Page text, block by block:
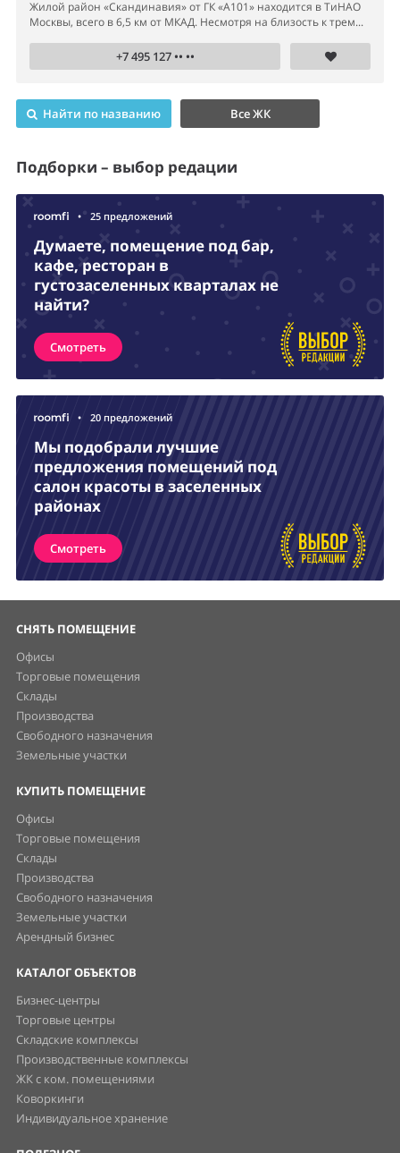
Жилой район «Скандинавия» от ГК «А101» находится в ТиНАО
Москвы, всего в 6,5 км от МКАД. Несмотря на близость к трем...
+7 495 127 •• ••
Найти по названию Все ЖК
Подборки – выбор редации
• 25 предложений
Думаете, помещение под бар,
кафе, ресторан в
густозаселенных кварталах не
найти?
Смотреть
• 20 предложений
Мы подобрали лучшие
предложения помещений под
салон красоты в заселенных
районах
Смотреть
СНЯТЬ ПОМЕЩЕНИЕ
Офисы
Торговые помещения
Склады
Производства
Свободного назначения
Земельные участки
КУПИТЬ ПОМЕЩЕНИЕ
Офисы
Торговые помещения
Склады
Производства
Свободного назначения
Земельные участки
Арендный бизнес
КАТАЛОГ ОБЪЕКТОВ
Бизнес-центры
Торговые центры
Складские комплексы
Производственные комплексы
ЖК с ком. помещениями
Коворкинги
Индивидуальное хранение